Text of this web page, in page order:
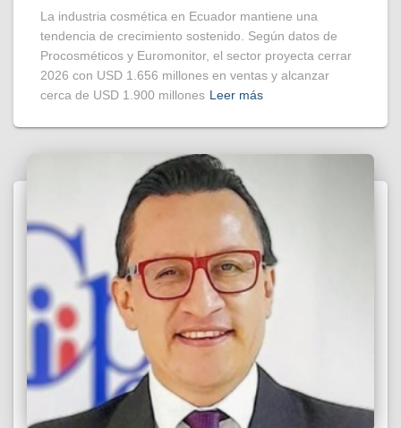
La industria cosmética en Ecuador mantiene una
tendencia de crecimiento sostenido. Según datos de
Procosméticos y Euromonitor, el sector proyecta cerrar
2026 con USD 1.656 millones en ventas y alcanzar
cerca de USD 1.900 millones Leer más